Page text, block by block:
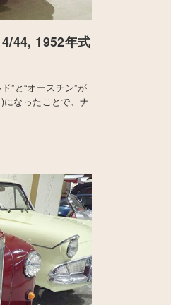
44, 1952年式
”と“オースチン”が
なったことで、ナ